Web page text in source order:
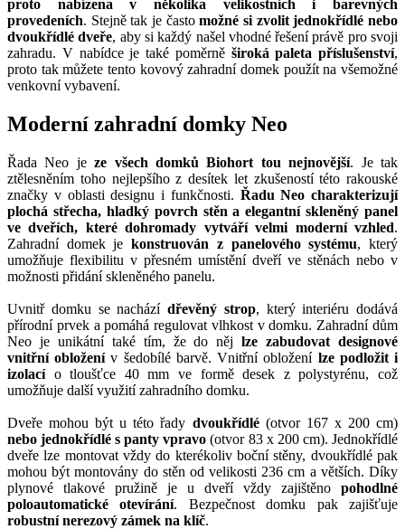
proto nabízena v několika velikostních i barevných
provedeních. Stejně tak je častomožné si zvolit jednokřídlé nebo
dvoukřídlé dveře, aby si každý našel vhodné řešení právě pro svoji
zahradu. V nabídce je také poměrně široká paleta příslušenství,
proto tak můžete tento kovový zahradní domek použít na všemožné
venkovní vybavení.
Moderní zahradní domky Neo
Řada Neo jeze všech domků Biohort tou nejnovější. Je tak
ztělesněním toho nejlepšího z desítek let zkušeností této rakouské
značky v oblasti designu i funkčnosti. Řadu Neo charakterizují
plochá střecha, hladký povrch stěn a elegantní skleněný panel
ve dveřích, které dohromady vytváří velmi moderní vzhled.
Zahradní domek jekonstruován z panelového systému, který
umožňuje flexibilitu v přesném umístění dveří ve stěnách nebo v
možnosti přidání skleněného panelu.
Uvnitř domku se nachází dřevěný strop, který interiéru dodává
přírodní prvek a pomáhá regulovat vlhkost v domku. Zahradní dům
Neo je unikátní také tím, že do nějlze zabudovat designové
vnitřní obloženív šedobílé barvě. Vnitřní obložení lze podložit i
izolacío tloušťce 40 mm ve formě desek z polystyrénu, což
umožňuje další využití zahradního domku.
Dveře mohou být u této řady dvoukřídlé(otvor 167 x 200 cm)
nebo jednokřídlé s panty vpravo (otvor 83 x 200 cm). Jednokřídlé
dveře lze montovat vždy do kterékoliv boční stěny, dvoukřídlé pak
mohou být montovány do stěn od velikosti 236 cm a větších. Díky
plynové tlakové pružině je u dveří vždy zajištěno pohodlné
poloautomatické otevírání. Bezpečnost domku pak zajišťuje
robustní nerezový zámek na klíč.